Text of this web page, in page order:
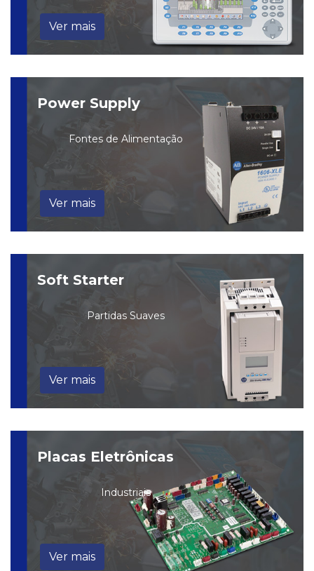
Ver mais
Power Supply
Fontes de Alimentação
Ver mais
Soft Starter
Partidas Suaves
Ver mais
Placas Eletrônicas
Industriais
Ver mais